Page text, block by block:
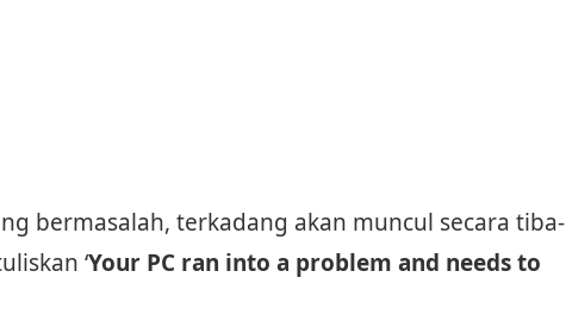
bermasalah, terkadang akan muncul secara tiba-
‘Your PC ran into a problem and needs to